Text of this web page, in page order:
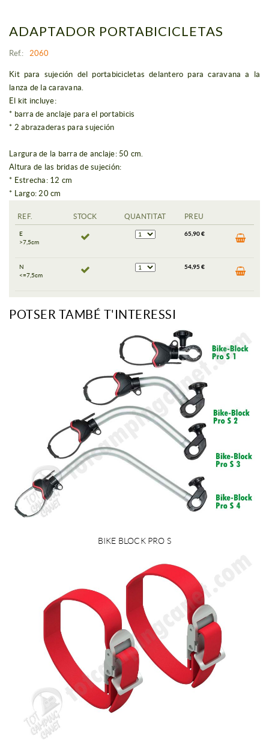
ADAPTADOR PORTABICICLETAS
Ref.: 2060
Kit para sujeción del portabicicletas delantero para caravana a la
lanza de la caravana.
El kit incluye:
* barra de anclaje para el portabicis
* 2 abrazaderas para sujeción
Largura de la barra de anclaje: 50 cm.
Altura de las bridas de sujeción:
* Estrecha: 12 cm
* Largo: 20 cm
REF. STOCK QUANTITAT PREU
E
>7,5cm
65,90 €
N
<=7,5cm
54,95 €
POTSER TAMBÉ T'INTERESSI
BIKE BLOCK PRO S